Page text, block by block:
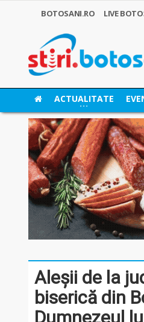
BOTOSANI.RO LIVE
ACTUALITATE
Aleșii de la
biserică din
Dumnezeul